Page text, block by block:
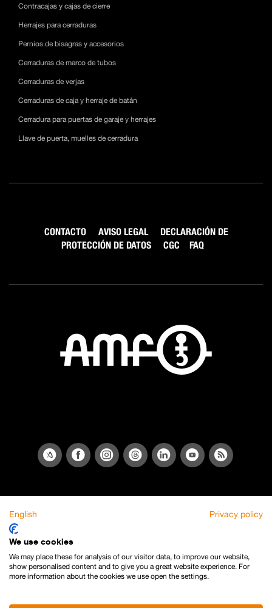
Contracajas y cajas de cierre
Herrajes para cerraduras
Pernios de bisagras y accesorios
Cerraduras de marco de tubos
Cerraduras de verjas
Cerraduras de caja y herraje de batán
Cerradura para puertas de garaje y herrajes
Llave de puerta, muelles de cerradura
CONTACTO AVISO LEGAL
DECLARACIÓN DE
PROTECCIÓN DE DATOS
CGC FAQ
English Privacy policy
We use cookies
We may place these for analysis of our visitor data, to improve our website,
show personalised content and to give you a great website experience. For
more information about the cookies we use open the settings.